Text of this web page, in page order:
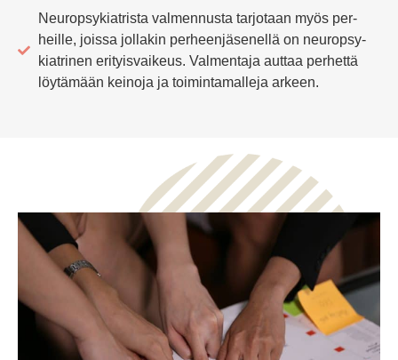
Neu­rop­sy­kiat­rista val­men­nusta tar­jotaan myös per­
heille, joissa jol­lakin per­heen­jä­se­nellä on neu­rop­sy­
kiat­rinen eri­tyis­vaikeus. Val­mentaja auttaa per­hettä
löy­tämään keinoja ja toi­min­ta­malleja arkeen.